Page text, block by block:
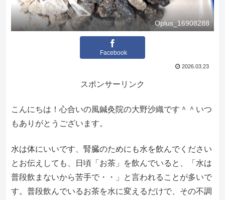
Oplus_16908288
Facebook
2026.03.23
スポンサーリンク
こんにちは！心合いの風鍼灸院の大野沙織です＾＾いつ
もありがとうございます。
水は体にいいです、腎臓のためにも水を飲んでください
とお伝えしても、日頃「お茶」を飲んでいると、「水は
普段飲まないから苦手で・・」と言われることが多いで
す。普段飲んでいるお茶を水に変えるだけで、その不調